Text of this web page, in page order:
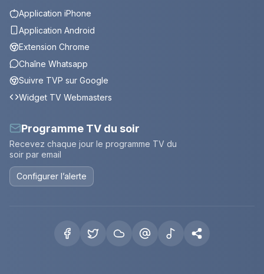
Application iPhone
Application Android
Extension Chrome
Chaîne Whatsapp
Suivre TVP sur Google
Widget TV Webmasters
Programme TV du soir
Recevez chaque jour le programme TV du
soir par email
Configurer l’alerte